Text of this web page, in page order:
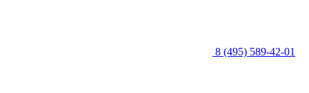
8 (495) 589-42-01